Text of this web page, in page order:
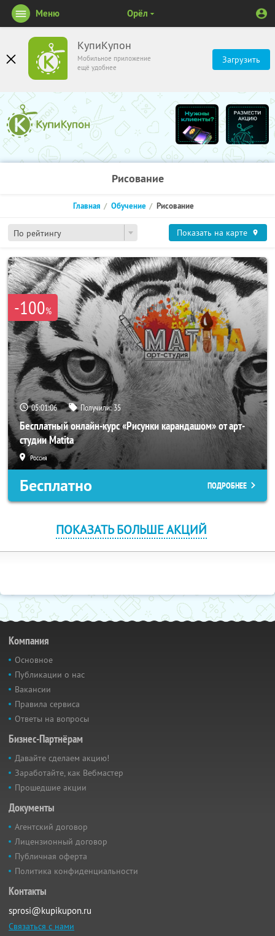
КупиКупон
Мобильное приложение
ещё удобнее
Загрузить
Меню Орёл
Рисование
По рейтингу
Главная Обучение Рисование
Показать на карте
-100%
05:01:06 Получили:35
Бесплатный онлайн-курс «Рисунки карандашом» от арт-
студии Matita
Россия
Бесплатно ПОДРОБНЕЕ
ПОКАЗАТЬ БОЛЬШЕ АКЦИЙ
Компания
Основное
Публикации о нас
Вакансии
Правила сервиса
Ответы на вопросы
Бизнес-Партнёрам
Давайте сделаем акцию!
Заработайте, как Вебмастер
Прошедшие акции
Документы
Агентский договор
Лицензионный договор
Публичная оферта
Политика конфиденциальности
Контакты
sprosi@kupikupon.ru
Связаться с нами